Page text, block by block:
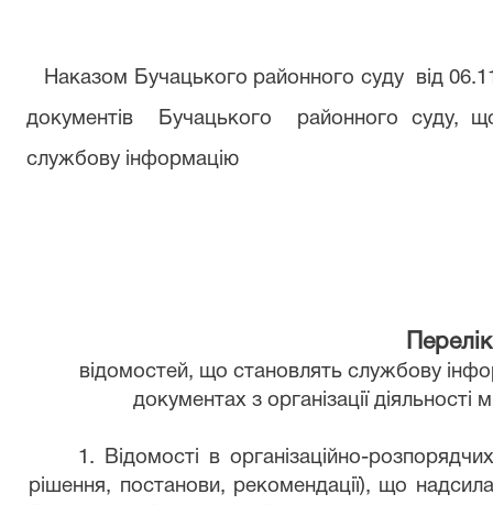
Наказом Бучацького районного суду від
документів Бучацького районного суду,
службову інформацію
Перелік
відомостей, що становлять службову
документах з організації діяльності
1.
Відомості в організаційно-
рішення, постанови, рекомендації), що